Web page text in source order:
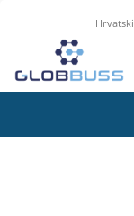
Hrvatski